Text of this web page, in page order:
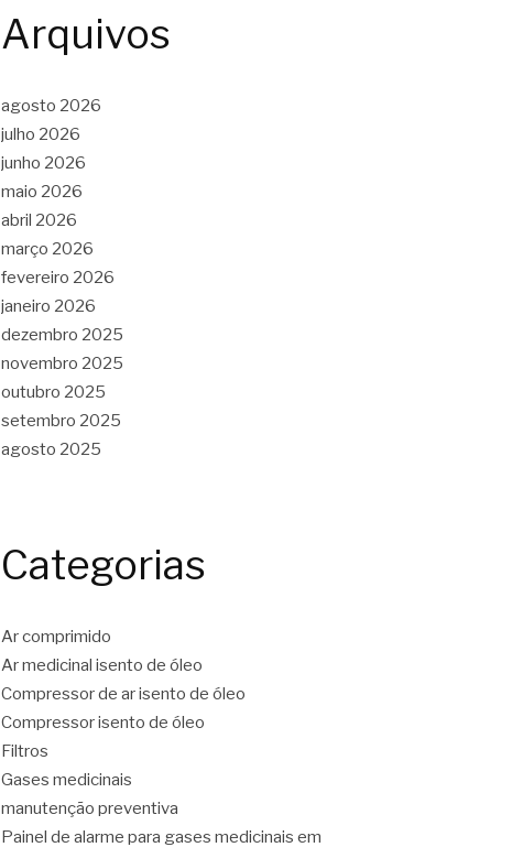
Arquivos
agosto 2026
julho 2026
junho 2026
maio 2026
abril 2026
março 2026
fevereiro 2026
janeiro 2026
dezembro 2025
novembro 2025
outubro 2025
setembro 2025
agosto 2025
Categorias
Ar comprimido
Ar medicinal isento de óleo
Compressor de ar isento de óleo
Compressor isento de óleo
Filtros
Gases medicinais
manutenção preventiva
Painel de alarme para gases medicinais em